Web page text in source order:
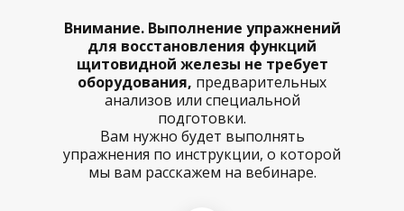
Внимание. Выполнение упражнений
для восстановления функций
щитовидной железы не требует
оборудования, предварительных
анализов или специальной
подготовки.
Вам нужно будет выполнять
упражнения по инструкции, о которой
мы вам расскажем на вебинаре.